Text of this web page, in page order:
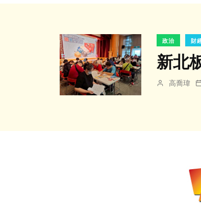
政治 財
新北
高喬瑋